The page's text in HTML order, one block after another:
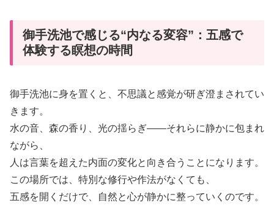
御手洗池で感じる“内なる変容”：五感で
体験する瞑想の時間
御手洗池に身を置くと、不思議と感覚が研ぎ澄まされてい
きます。
水の音、森の香り、光の揺らぎ――それらに静かに包まれ
ながら、
人は言葉を超えた内面の変化と向き合うことになります。
この場所では、特別な修行や作法がなくても、
五感を開くだけで、自然と心が静かに整っていくのです。